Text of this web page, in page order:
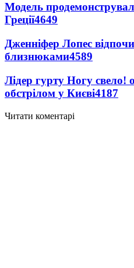
Модель
Греції4649
Дженніфер Лопес
близнюками4589
Лідер гурту Ногу свело!
обстрілом у Києві4187
Читати коментарі